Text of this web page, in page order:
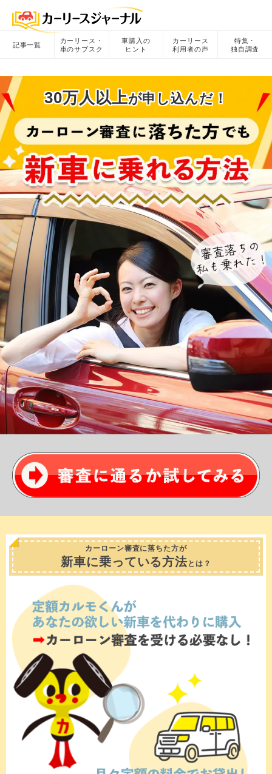
記事一覧
カーリース・
車のサブスク
車購入の
ヒント
カーリース
利用者の声
特集・
独自調査
30万人以上が申し込んだ！
カーローン審査に落ちた方が
新車に乗っている方法とは？